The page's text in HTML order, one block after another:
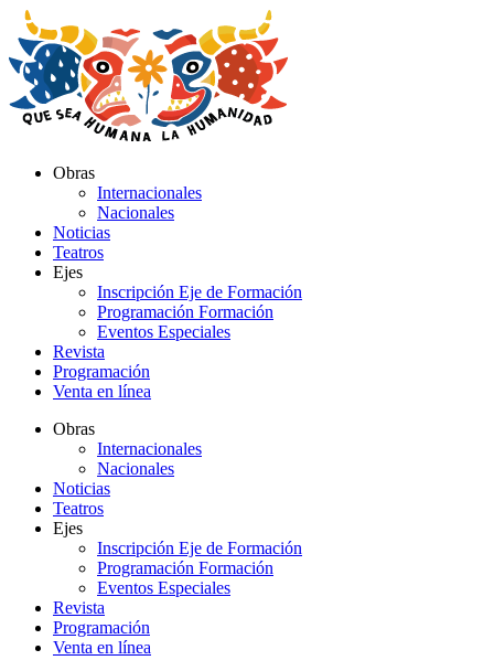
al
contenido
Obras
Internacionales
Nacionales
Noticias
Teatros
Ejes
Inscripción Eje de Formación
Programación Formación
Eventos Especiales
Revista
Programación
Venta en línea
Obras
Internacionales
Nacionales
Noticias
Teatros
Ejes
Inscripción Eje de Formación
Programación Formación
Eventos Especiales
Revista
Programación
Venta en línea